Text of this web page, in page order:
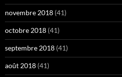
novembre 2018 (41)
octobre 2018 (41)
septembre 2018 (41)
août 2018 (41)